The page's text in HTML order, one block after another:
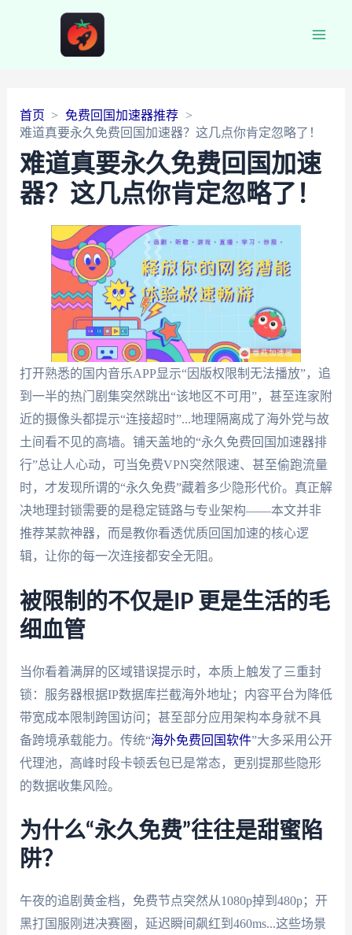
首页
免费回国加速器推荐
难道真要永久免费回国加速器？这几点你肯定忽略了！
难道真要永久免费回国加速
器？这几点你肯定忽略了！
打开熟悉的国内音乐APP显示“因版权限制无法播放”，追
到一半的热门剧集突然跳出“该地区不可用”，甚至连家附
近的摄像头都提示“连接超时”...地理隔离成了海外党与故
土间看不见的高墙。铺天盖地的“永久免费回国加速器排
行”总让人心动，可当免费VPN突然限速、甚至偷跑流量
时，才发现所谓的“永久免费”藏着多少隐形代价。真正解
决地理封锁需要的是稳定链路与专业架构——本文并非
推荐某款神器，而是教你看透优质回国加速的核心逻
辑，让你的每一次连接都安全无阻。
被限制的不仅是IP 更是生活的毛
细血管
当你看着满屏的区域错误提示时，本质上触发了三重封
锁：服务器根据IP数据库拦截海外地址；内容平台为降低
带宽成本限制跨国访问；甚至部分应用架构本身就不具
备跨境承载能力。传统“海外免费回国软件”大多采用公开
代理池，高峰时段卡顿丢包已是常态，更别提那些隐形
的数据收集风险。
为什么“永久免费”往往是甜蜜陷
阱？
午夜的追剧黄金档，免费节点突然从1080p掉到480p；开
黑打国服刚进决赛圈，延迟瞬间飙红到460ms...这些场景